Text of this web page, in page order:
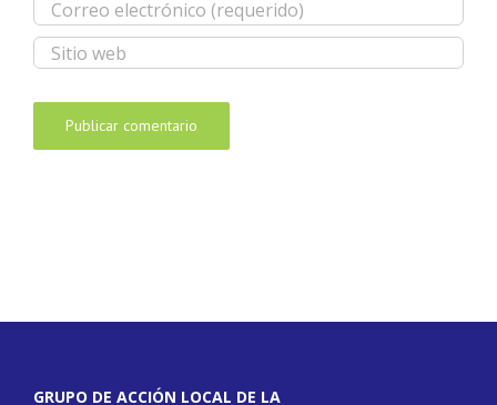
GRUPO DE ACCIÓN LOCAL DE LA